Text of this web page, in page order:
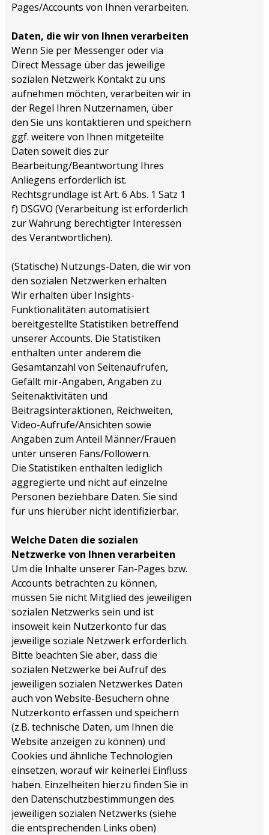
Pages/Accounts von Ihnen verarbeiten.
Daten, die wir von Ihnen verarbeiten
Wenn Sie per Messenger oder via
Direct Message über das jeweilige
sozialen Netzwerk Kontakt zu uns
aufnehmen möchten, verarbeiten wir in
der Regel Ihren Nutzernamen, über
den Sie uns kontaktieren und speichern
ggf. weitere von Ihnen mitgeteilte
Daten soweit dies zur
Bearbeitung/Beantwortung Ihres
Anliegens erforderlich ist.
Rechtsgrundlage ist Art. 6 Abs. 1 Satz 1
f) DSGVO (Verarbeitung ist erforderlich
zur Wahrung berechtigter Interessen
des Verantwortlichen).
(Statische) Nutzungs-Daten, die wir von
den sozialen Netzwerken erhalten
Wir erhalten über Insights-
Funktionalitäten automatisiert
bereitgestellte Statistiken betreffend
unserer Accounts. Die Statistiken
enthalten unter anderem die
Gesamtanzahl von Seitenaufrufen,
Gefällt mir-Angaben, Angaben zu
Seitenaktivitäten und
Beitragsinteraktionen, Reichweiten,
Video-Aufrufe/Ansichten sowie
Angaben zum Anteil Männer/Frauen
unter unseren Fans/Followern.
Die Statistiken enthalten lediglich
aggregierte und nicht auf einzelne
Personen beziehbare Daten. Sie sind
für uns hierüber nicht identifizierbar.
Welche Daten die sozialen
Netzwerke von Ihnen verarbeiten
Um die Inhalte unserer Fan-Pages bzw.
Accounts betrachten zu können,
müssen Sie nicht Mitglied des jeweiligen
sozialen Netzwerks sein und ist
insoweit kein Nutzerkonto für das
jeweilige soziale Netzwerk erforderlich.
Bitte beachten Sie aber, dass die
sozialen Netzwerke bei Aufruf des
jeweiligen sozialen Netzwerkes Daten
auch von Website-Besuchern ohne
Nutzerkonto erfassen und speichern
(z.B. technische Daten, um Ihnen die
Website anzeigen zu können) und
Cookies und ähnliche Technologien
einsetzen, worauf wir keinerlei Einfluss
haben. Einzelheiten hierzu finden Sie in
den Datenschutzbestimmungen des
jeweiligen sozialen Netzwerks (siehe
die entsprechenden Links oben)